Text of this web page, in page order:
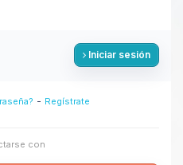
Iniciar sesión
- Regístrate
con